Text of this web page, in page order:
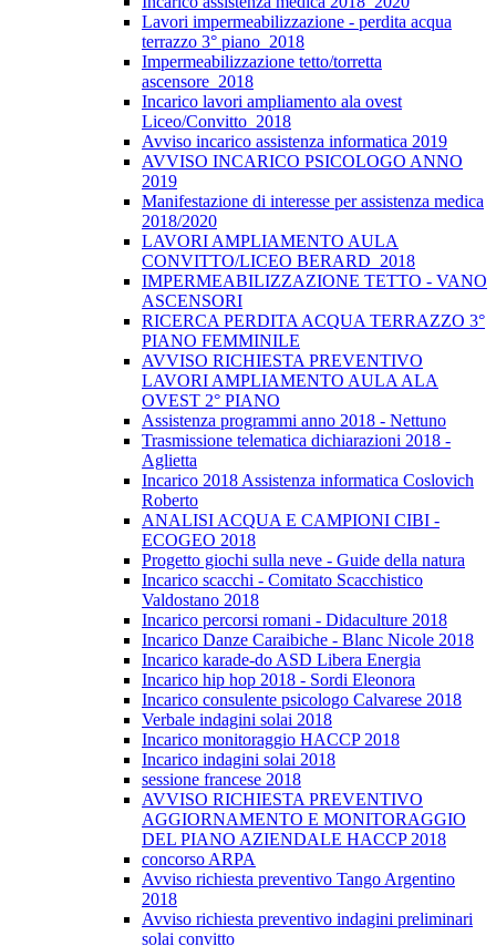
Lavori impermeabilizzazione - perdita acqua
terrazzo 3° piano_2018
Impermeabilizzazione tetto/torretta
ascensore_2018
Incarico lavori ampliamento ala ovest
Liceo/Convitto_2018
Avviso incarico assistenza informatica 2019
AVVISO INCARICO PSICOLOGO ANNO
2019
Manifestazione di interesse per assistenza medica
2018/2020
LAVORI AMPLIAMENTO AULA
CONVITTO/LICEO BERARD_2018
IMPERMEABILIZZAZIONE TETTO - VANO
ASCENSORI
RICERCA PERDITA ACQUA TERRAZZO 3°
PIANO FEMMINILE
AVVISO RICHIESTA PREVENTIVO
LAVORI AMPLIAMENTO AULA ALA
OVEST 2° PIANO
Assistenza programmi anno 2018 - Nettuno
Trasmissione telematica dichiarazioni 2018 -
Aglietta
Incarico 2018 Assistenza informatica Coslovich
Roberto
ANALISI ACQUA E CAMPIONI CIBI -
ECOGEO 2018
Progetto giochi sulla neve - Guide della natura
Incarico scacchi - Comitato Scacchistico
Valdostano 2018
Incarico percorsi romani - Didaculture 2018
Incarico Danze Caraibiche - Blanc Nicole 2018
Incarico karade-do ASD Libera Energia
Incarico hip hop 2018 - Sordi Eleonora
Incarico consulente psicologo Calvarese 2018
Verbale indagini solai 2018
Incarico monitoraggio HACCP 2018
Incarico indagini solai 2018
sessione francese 2018
AVVISO RICHIESTA PREVENTIVO
AGGIORNAMENTO E MONITORAGGIO
DEL PIANO AZIENDALE HACCP 2018
concorso ARPA
Avviso richiesta preventivo Tango Argentino
2018
Avviso richiesta preventivo indagini preliminari
solai convitto